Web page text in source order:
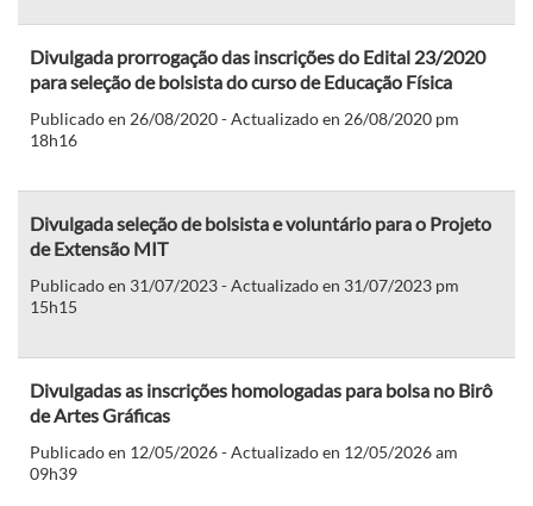
Divulgada prorrogação das inscrições do Edital 23/2020
para seleção de bolsista do curso de Educação Física
Publicado en 26/08/2020 - Actualizado en 26/08/2020 pm
18h16
Divulgada seleção de bolsista e voluntário para o Projeto
de Extensão MIT
Publicado en 31/07/2023 - Actualizado en 31/07/2023 pm
15h15
Divulgadas as inscrições homologadas para bolsa no Birô
de Artes Gráficas
Publicado en 12/05/2026 - Actualizado en 12/05/2026 am
09h39